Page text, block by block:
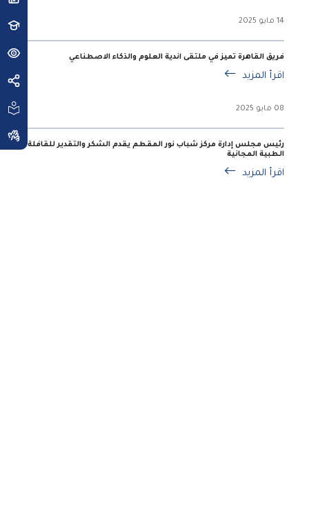
14 مايو 2025
فريق القاهرة تميز في ملتقى اندية العلوم والذكاء الاصطناعي
اقرأ المزيد
08 مايو 2025
رئيس مجلس إدارة مركز شباب نور المقطم يقدم الشكر والتقدير للقافلة
الطبية المجانية
اقرأ المزيد